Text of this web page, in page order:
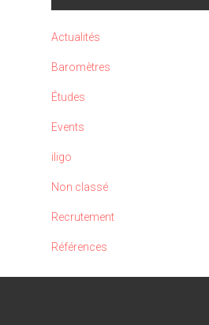
Actualités
Baromètres
Études
Events
iligo
Non classé
Recrutement
Références